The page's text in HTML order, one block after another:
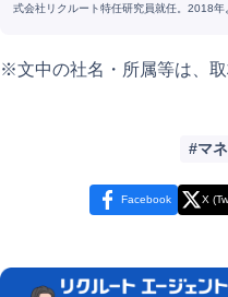
式会社リクルート特任研究員就任。2018年
※文中の社名・所属等は、取
マ
Facebook X